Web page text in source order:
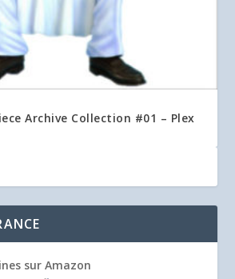
Archive Collection #01 – Plex
sur Amazon